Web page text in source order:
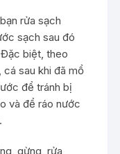
rửa sạch
sạch sau đó
biệt, theo
sau khi đã mổ
để tránh bị
và để ráo nước
gừng, rửa